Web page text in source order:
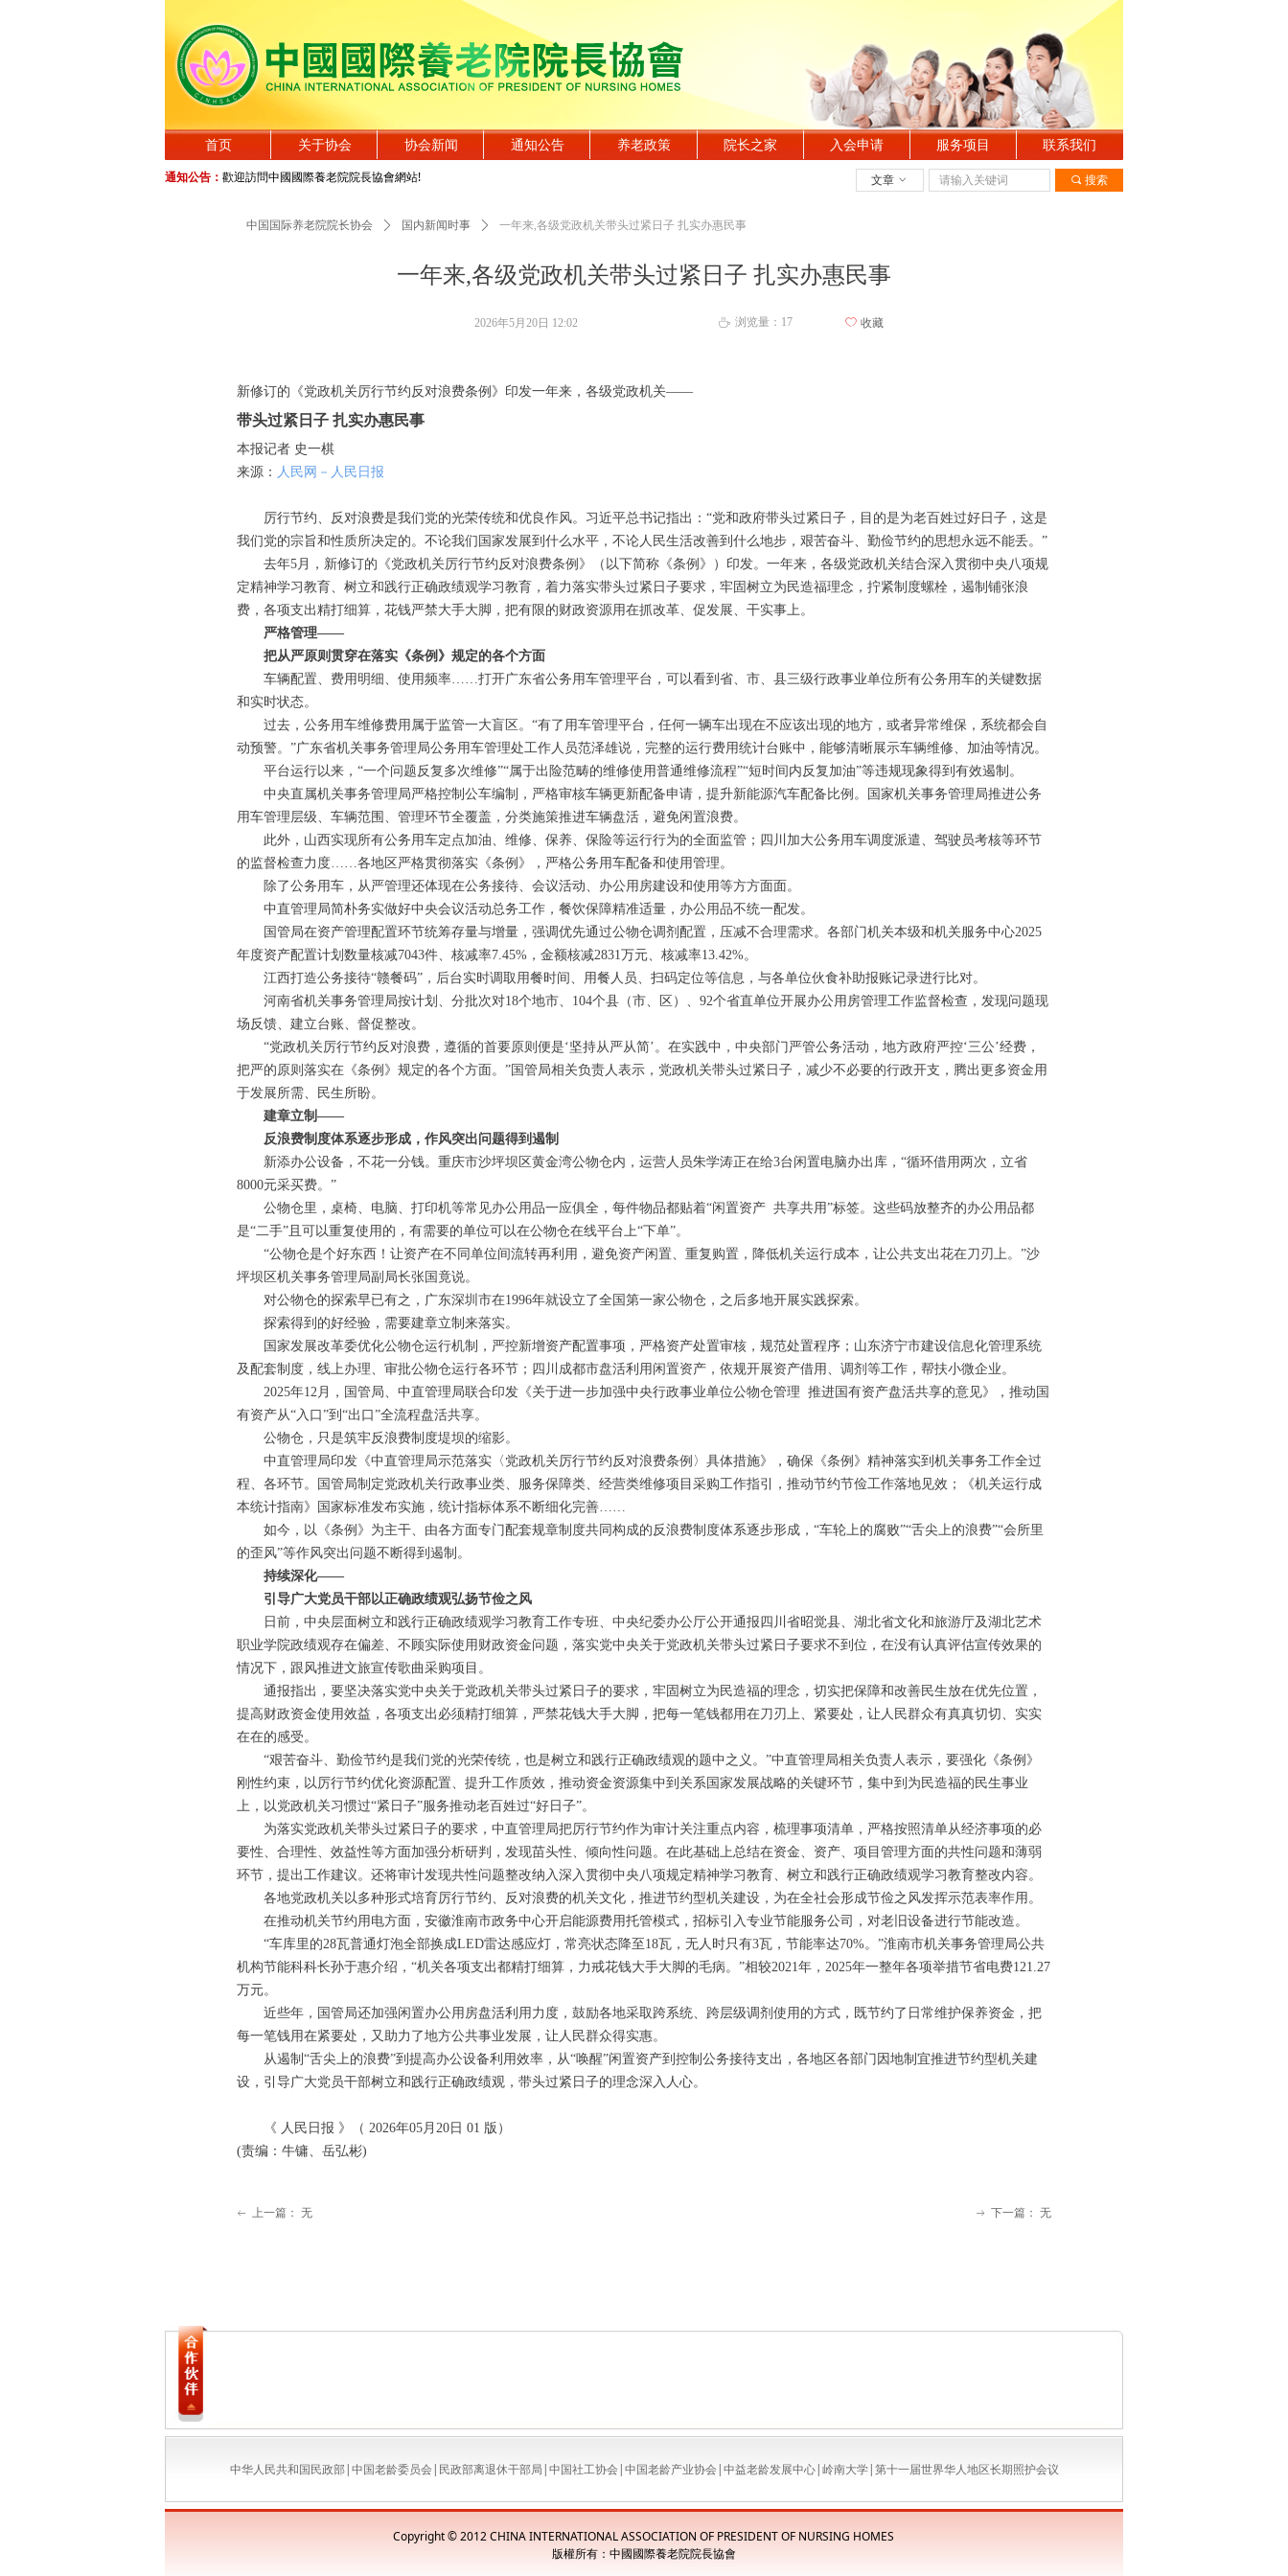
首页 关于协会 协会新闻 通知公告 养老政策 院长之家 入会申请 服务项目 联系我们
通知公告： 歡迎訪問中國國際養老院院長協會網站! 끠 搜索
文章 ꀁ
一年来,各级党政机关带头过紧日子 扎实办惠民事
中国国际养老院院长协会 ꄲ 国内新闻时事 ꄲ 一年来,各级党政机关带头过紧日子 扎实办惠民事
新修订的《党政机关厉行节约反对浪费条例》印发一年来，各级党政机关——
带头过紧日子 扎实办惠民事
本报记者 史一棋
来源： 人民网－人民日报
厉行节约、反对浪费是我们党的光荣传统和优良作风。习近平总书记指出：“党和政府带头过紧日子，目的是为老百姓过好日子，这是
我们党的宗旨和性质所决定的。不论我们国家发展到什么水平，不论人民生活改善到什么地步，艰苦奋斗、勤俭节约的思想永远不能丢。”
去年5月，新修订的《党政机关厉行节约反对浪费条例》（以下简称《条例》）印发。一年来，各级党政机关结合深入贯彻中央八项规
定精神学习教育、树立和践行正确政绩观学习教育，着力落实带头过紧日子要求，牢固树立为民造福理念，拧紧制度螺栓，遏制铺张浪
费，各项支出精打细算，花钱严禁大手大脚，把有限的财政资源用在抓改革、促发展、干实事上。
严格管理——
把从严原则贯穿在落实《条例》规定的各个方面
车辆配置、费用明细、使用频率……打开广东省公务用车管理平台，可以看到省、市、县三级行政事业单位所有公务用车的关键数据
和实时状态。
过去，公务用车维修费用属于监管一大盲区。“有了用车管理平台，任何一辆车出现在不应该出现的地方，或者异常维保，系统都会自
动预警。”广东省机关事务管理局公务用车管理处工作人员范泽雄说，完整的运行费用统计台账中，能够清晰展示车辆维修、加油等情况。
平台运行以来，“一个问题反复多次维修”“属于出险范畴的维修使用普通维修流程”“短时间内反复加油”等违规现象得到有效遏制。
中央直属机关事务管理局严格控制公车编制，严格审核车辆更新配备申请，提升新能源汽车配备比例。国家机关事务管理局推进公务
用车管理层级、车辆范围、管理环节全覆盖，分类施策推进车辆盘活，避免闲置浪费。
此外，山西实现所有公务用车定点加油、维修、保养、保险等运行行为的全面监管；四川加大公务用车调度派遣、驾驶员考核等环节
的监督检查力度……各地区严格贯彻落实《条例》，严格公务用车配备和使用管理。
除了公务用车，从严管理还体现在公务接待、会议活动、办公用房建设和使用等方方面面。
中直管理局简朴务实做好中央会议活动总务工作，餐饮保障精准适量，办公用品不统一配发。
国管局在资产管理配置环节统筹存量与增量，强调优先通过公物仓调剂配置，压减不合理需求。各部门机关本级和机关服务中心2025
年度资产配置计划数量核减7043件、核减率7.45%，金额核减2831万元、核减率13.42%。
江西打造公务接待“赣餐码”，后台实时调取用餐时间、用餐人员、扫码定位等信息，与各单位伙食补助报账记录进行比对。
河南省机关事务管理局按计划、分批次对18个地市、104个县（市、区）、92个省直单位开展办公用房管理工作监督检查，发现问题现
场反馈、建立台账、督促整改。
“党政机关厉行节约反对浪费，遵循的首要原则便是‘坚持从严从简’。在实践中，中央部门严管公务活动，地方政府严控‘三公’经费，
把严的原则落实在《条例》规定的各个方面。”国管局相关负责人表示，党政机关带头过紧日子，减少不必要的行政开支，腾出更多资金用
于发展所需、民生所盼。
建章立制——
反浪费制度体系逐步形成，作风突出问题得到遏制
新添办公设备，不花一分钱。重庆市沙坪坝区黄金湾公物仓内，运营人员朱学涛正在给3台闲置电脑办出库，“循环借用两次，立省
8000元采买费。”
公物仓里，桌椅、电脑、打印机等常见办公用品一应俱全，每件物品都贴着“闲置资产 共享共用”标签。这些码放整齐的办公用品都
是“二手”且可以重复使用的，有需要的单位可以在公物仓在线平台上“下单”。
“公物仓是个好东西！让资产在不同单位间流转再利用，避免资产闲置、重复购置，降低机关运行成本，让公共支出花在刀刃上。”沙
坪坝区机关事务管理局副局长张国竟说。
对公物仓的探索早已有之，广东深圳市在1996年就设立了全国第一家公物仓，之后多地开展实践探索。
探索得到的好经验，需要建章立制来落实。
国家发展改革委优化公物仓运行机制，严控新增资产配置事项，严格资产处置审核，规范处置程序；山东济宁市建设信息化管理系统
及配套制度，线上办理、审批公物仓运行各环节；四川成都市盘活利用闲置资产，依规开展资产借用、调剂等工作，帮扶小微企业。
2025年12月，国管局、中直管理局联合印发《关于进一步加强中央行政事业单位公物仓管理 推进国有资产盘活共享的意见》，推动国
有资产从“入口”到“出口”全流程盘活共享。
公物仓，只是筑牢反浪费制度堤坝的缩影。
中直管理局印发《中直管理局示范落实〈党政机关厉行节约反对浪费条例〉具体措施》，确保《条例》精神落实到机关事务工作全过
程、各环节。国管局制定党政机关行政事业类、服务保障类、经营类维修项目采购工作指引，推动节约节俭工作落地见效；《机关运行成
本统计指南》国家标准发布实施，统计指标体系不断细化完善……
如今，以《条例》为主干、由各方面专门配套规章制度共同构成的反浪费制度体系逐步形成，“车轮上的腐败”“舌尖上的浪费”“会所里
的歪风”等作风突出问题不断得到遏制。
持续深化——
引导广大党员干部以正确政绩观弘扬节俭之风
日前，中央层面树立和践行正确政绩观学习教育工作专班、中央纪委办公厅公开通报四川省昭觉县、湖北省文化和旅游厅及湖北艺术
职业学院政绩观存在偏差、不顾实际使用财政资金问题，落实党中央关于党政机关带头过紧日子要求不到位，在没有认真评估宣传效果的
情况下，跟风推进文旅宣传歌曲采购项目。
通报指出，要坚决落实党中央关于党政机关带头过紧日子的要求，牢固树立为民造福的理念，切实把保障和改善民生放在优先位置，
提高财政资金使用效益，各项支出必须精打细算，严禁花钱大手大脚，把每一笔钱都用在刀刃上、紧要处，让人民群众有真真切切、实实
在在的感受。
“艰苦奋斗、勤俭节约是我们党的光荣传统，也是树立和践行正确政绩观的题中之义。”中直管理局相关负责人表示，要强化《条例》
刚性约束，以厉行节约优化资源配置、提升工作质效，推动资金资源集中到关系国家发展战略的关键环节，集中到为民造福的民生事业
上，以党政机关习惯过“紧日子”服务推动老百姓过“好日子”。
为落实党政机关带头过紧日子的要求，中直管理局把厉行节约作为审计关注重点内容，梳理事项清单，严格按照清单从经济事项的必
要性、合理性、效益性等方面加强分析研判，发现苗头性、倾向性问题。在此基础上总结在资金、资产、项目管理方面的共性问题和薄弱
环节，提出工作建议。还将审计发现共性问题整改纳入深入贯彻中央八项规定精神学习教育、树立和践行正确政绩观学习教育整改内容。
各地党政机关以多种形式培育厉行节约、反对浪费的机关文化，推进节约型机关建设，为在全社会形成节俭之风发挥示范表率作用。
在推动机关节约用电方面，安徽淮南市政务中心开启能源费用托管模式，招标引入专业节能服务公司，对老旧设备进行节能改造。
“车库里的28瓦普通灯泡全部换成LED雷达感应灯，常亮状态降至18瓦，无人时只有3瓦，节能率达70%。”淮南市机关事务管理局公共
机构节能科科长孙于惠介绍，“机关各项支出都精打细算，力戒花钱大手大脚的毛病。”相较2021年，2025年一整年各项举措节省电费121.27
万元。
近些年，国管局还加强闲置办公用房盘活利用力度，鼓励各地采取跨系统、跨层级调剂使用的方式，既节约了日常维护保养资金，把
每一笔钱用在紧要处，又助力了地方公共事业发展，让人民群众得实惠。
从遏制“舌尖上的浪费”到提高办公设备利用效率，从“唤醒”闲置资产到控制公务接待支出，各地区各部门因地制宜推进节约型机关建
设，引导广大党员干部树立和践行正确政绩观，带头过紧日子的理念深入人心。
《 人民日报 》（ 2026年05月20日 01 版）
(责编：牛镛、岳弘彬)
2026年5月20日 12:02 ꄘ 浏览量： 17 ꄀ 收藏
ꂃ 上一篇： 无 ꁹ 下一篇： 无
中华人民共和国民政部|中国老龄委员会| 民政部离退休干部局 |中国社工协会|中国老龄产业协会|中益老龄发展中心|岭南大学|第十一届世界华人地区长期照护会议
Copyright © 2012 CHINA INTERNATIONAL ASSOCIATION OF PRESIDENT OF NURSING HOMES
版權所有：中國國際養老院院長協會